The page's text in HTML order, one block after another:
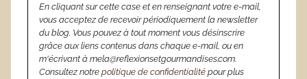
En cliquant sur cette case et en renseignant votre e-mail,
vous acceptez de recevoir périodiquement la newsletter
du blog. Vous pouvez à tout moment vous désinscrire
grâce aux liens contenus dans chaque e-mail, ou en
m'écrivant à mela@reflexionsetgourmandises.com.
Consultez notre politique de confidentialité pour plus